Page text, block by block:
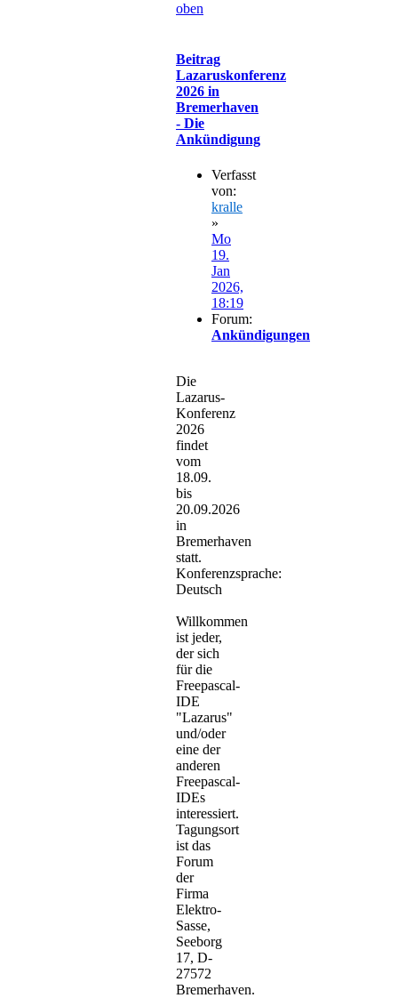
oben
Beitrag
Lazaruskonferenz
2026 in
Bremerhaven
- Die
Ankündigung
Verfasst
von:
kralle
»
Mo
19.
Jan
2026,
18:19
Forum:
Ankündigungen
Die
Lazarus-
Konferenz
2026
findet
vom
18.09.
bis
20.09.2026
in
Bremerhaven
statt.
Konferenzsprache:
Deutsch
Willkommen
ist jeder,
der sich
für die
Freepascal-
IDE
"Lazarus"
und/oder
eine der
anderen
Freepascal-
IDEs
interessiert.
Tagungsort
ist das
Forum
der
Firma
Elektro-
Sasse,
Seeborg
17, D-
27572
Bremerhaven.